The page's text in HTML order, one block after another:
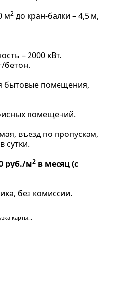
м2 до кран-балки – 4,5 м,
– 2000 кВт.
бетон.
бытовые помещения,
помещений.
въезд по пропускам,
сутки.
руб./м2 в месяц (с
без комиссии.
карты...